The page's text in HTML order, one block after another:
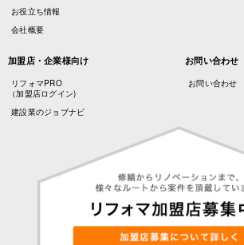
お役立ち情報
会社概要
加盟店・企業様向け
リフォマPRO
（加盟店ログイン)
建設業のジョブナビ
お問い合わせ
お問い合わせ